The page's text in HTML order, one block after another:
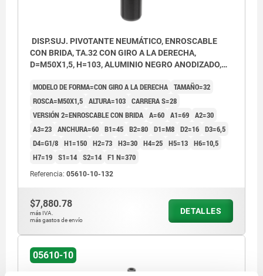
DISP.SUJ. PIVOTANTE NEUMÁTICO, ENROSCABLE
CON BRIDA, TA.32 CON GIRO A LA DERECHA,
D=M50X1,5, H=103, ALUMINIO NEGRO ANODIZADO,
MODELO DE FORMA=CON GIRO A LA DERECHA TAMAÑO=32
ROSCA=M50X1,5 ALTURA=103 CARRERA S=28
VERSIÓN 2=ENROSCABLE CON BRIDA A=60 A1=69 A2=30
A3=23 ANCHURA=60 B1=45 B2=80 D1=M8 D2=16 D3=6,5
D4=G1/8 H1=150 H2=73 H3=30 H4=25 H5=13 H6=10,5
H7=19 S1=14 S2=14 F1 N=370
Referencia: 05610-10-132
$7,880.78
más IVA.
más gastos de envío
DETALLES
05610-10